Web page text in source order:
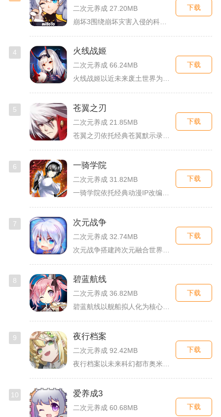
二次元养成 27.20MB
下载
4 火线战姬
二次元养成 66.24MB
火线战姬以近未来废土世界为故事舞台，融合二次元战姬收集、轻策...
下载
5 苍翼之刃
二次元养成 21.85MB
下载
6 一骑学院
二次元养成 31.82MB
下载
7 次元战争
二次元养成 32.74MB
下载
8 碧蓝航线
二次元养成 36.82MB
碧蓝航线以舰船拟人化为核心载体，将各类历史战舰塑造成风格各异...
下载
9 夜行档案
二次元养成 92.42MB
下载
10 爱养成3
二次元养成 60.68MB
下载